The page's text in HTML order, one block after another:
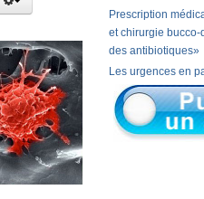
Prescription
et chirurgie bucco-
des antibiotiques»
Les urgences en